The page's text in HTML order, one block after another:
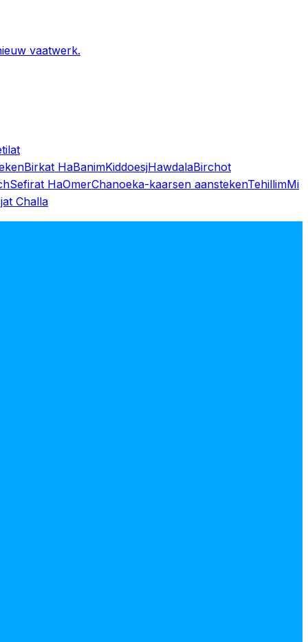
vaatwerk.
Birkat HaBanimKiddoesjHawdalaBirchot
Sefirat HaOmerChanoeka-kaarsen aanstekenTehillimMi
Challa